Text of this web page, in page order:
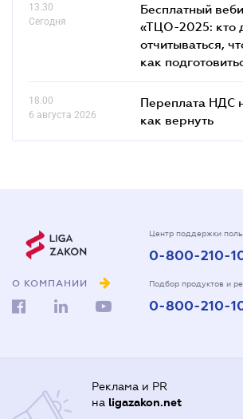
13.30
Сегодня
Бесплатный
«ТЦО-2025: кто
отчитываться,
как
18.00
6 августа 2026
Переплата НДС
как вернуть
О КОМПАНИИ
Центр поддержки
0-800-210-
Подбор продуктов и
0-800-210-
Реклама и PR
на ligazakon.net